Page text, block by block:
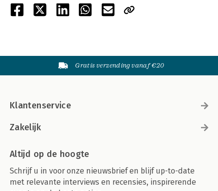
Gratis verzending vanaf €20
Klantenservice
Zakelijk
Altijd op de hoogte
Schrijf u in voor onze nieuwsbrief en blijf up-to-date
met relevante interviews en recensies, inspirerende